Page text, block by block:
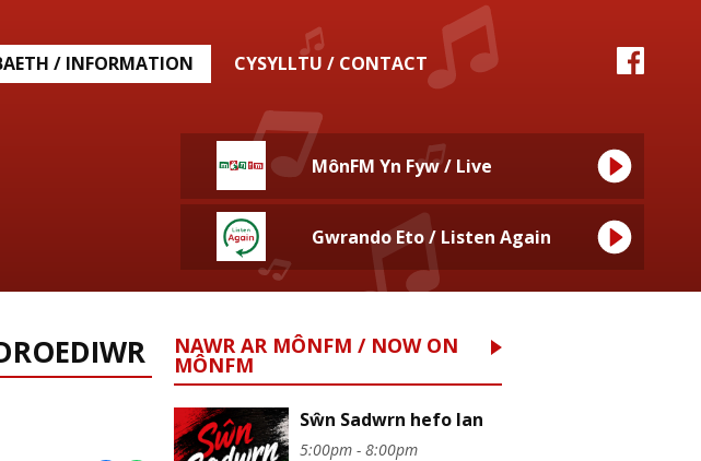
/ INFORMATION CYSYLLTU / CONTACT
MônFM Yn Fyw / Live
Gwrando Eto / Listen Again
NAWR AR MÔNFM / NOW ON
MÔNFM
Sŵn Sadwrn hefo Ian
5:00pm - 8:00pm